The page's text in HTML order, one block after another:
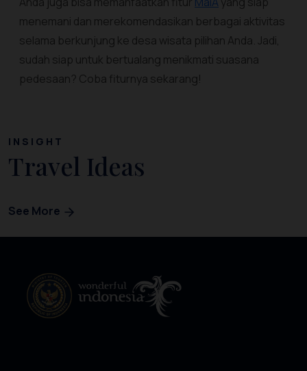
menemani dan merekomendasikan berbagai aktivitas
selama berkunjung ke desa wisata pilihan Anda. Jadi,
sudah siap untuk bertualang menikmati suasana
pedesaan? Coba fiturnya sekarang!
INSIGHT
Travel Ideas
See More